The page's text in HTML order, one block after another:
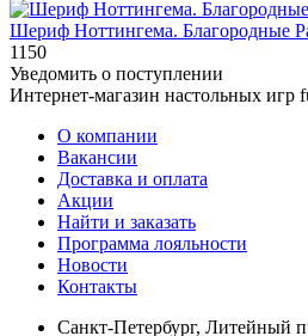
Шериф Ноттингема. Благородные
1150
Уведомить о поступлении
Интернет-магазин настольных игр
О компании
Вакансии
Доставка и оплата
Акции
Найти и заказать
Программа лояльности
Новости
Контакты
Санкт-Петербург, Литейный